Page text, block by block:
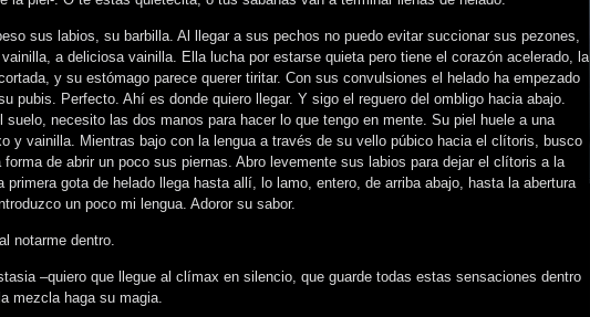
sus labios, su barbilla. Al llegar a sus pechos no puedo evitar succionar sus pezones,
a deliciosa vainilla. Ella lucha por estarse quieta pero tiene el corazón acelerado, la
y su estómago parece querer tiritar. Con sus convulsiones el helado ha empezado
pubis. Perfecto. Ahí es donde quiero llegar. Y sigo el reguero del ombligo hacia abajo.
suelo, necesito las dos manos para hacer lo que tengo en mente. Su piel huele a una
y vainilla. Mientras bajo con la lengua a través de su vello púbico hacia el clítoris, busco
de abrir un poco sus piernas. Abro levemente sus labios para dejar el clítoris a la
primera gota de helado llega hasta allí, lo lamo, entero, de arriba abajo, hasta la abertura
un poco mi lengua. Adoror su sabor.
notarme dentro.
–quiero que llegue al clímax en silencio, que guarde todas estas sensaciones dentro
mezcla haga su magia.